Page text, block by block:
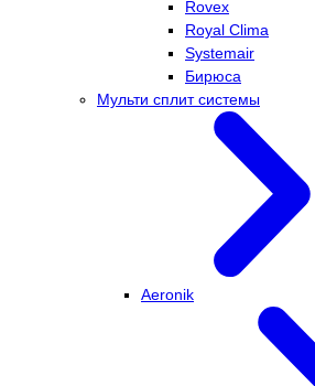
Rovex
Royal Clima
Systemair
Бирюса
Мульти сплит системы
Aeronik